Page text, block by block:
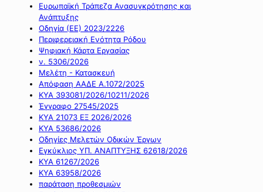
Ευρωπαϊκή Τράπεζα Ανασυγκρότησης και
Ανάπτυξης
Οδηγία (ΕΕ) 2023/2226
Περιφερειακή Ενότητα Ρόδου
Ψηφιακή Κάρτα Εργασίας
ν. 5306/2026
Μελέτη - Κατασκευή
Απόφαση ΑΑΔΕ Α.1072/2025
ΚΥΑ 393081/2026/10211/2026
Έγγραφο 27545/2025
ΚΥΑ 21073 ΕΞ 2026/2026
ΚΥΑ 53686/2026
Οδηγίες Μελετών Οδικών Έργων
Εγκύκλιος ΥΠ. ΑΝΑΠΤΥΞΗΣ 62618/2026
ΚΥΑ 61267/2026
ΚΥΑ 63958/2026
παράταση προθεσμιών